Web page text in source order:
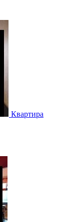
Квартира